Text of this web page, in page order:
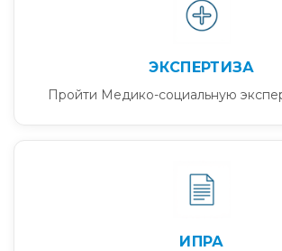
ЭКСПЕРТИЗА
Пройти Медико-социальную
ИПРА